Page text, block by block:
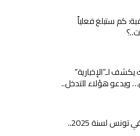
كم ستبلغ فعلياً
لـ”الإخبارية”
ويدعو هؤلاء للتدخل..
لسنة 2025..